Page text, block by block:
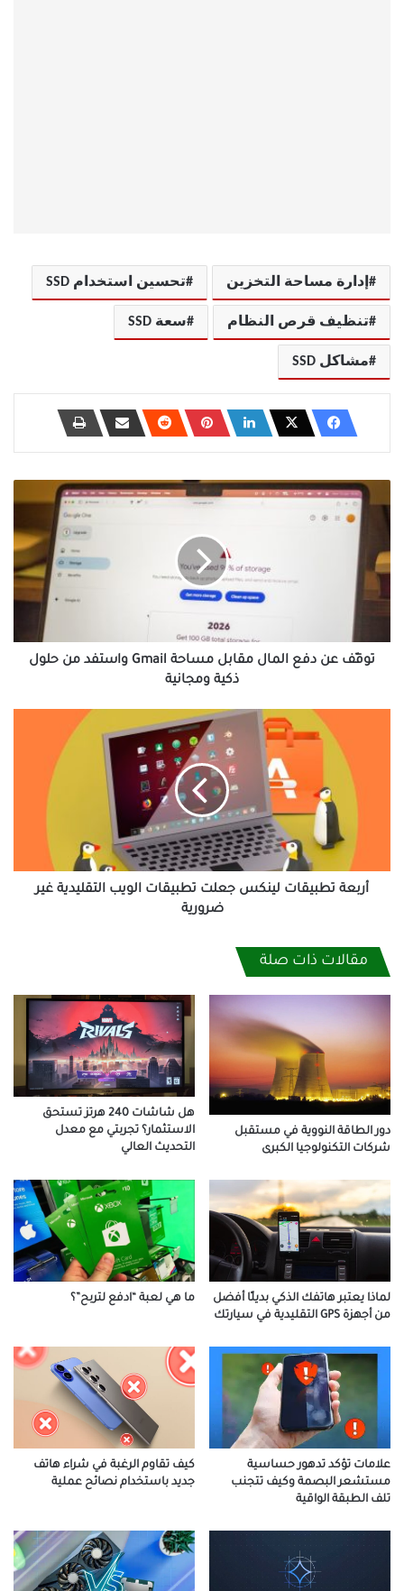
إدارة مساحة التخزين تحسين استخدام SSD
تنظيف قرص النظام سعة SSD
مشاكل SSD
توقّف
عن
مقابل
Gmail
من
حلول
توقّف عن دفع المال مقابل مساحة Gmail واستفد من حلول
ذكية ومجانية
ضرورية
أربعة تطبيقات لينكس جعلت تطبيقات الويب التقليدية غير
ضرورية
مقالات ذات صلة
دور الطاقة النووية في مستقبل
شركات التكنولوجيا الكبرى
هل شاشات 240 هرتز تستحق
الاستثمار؟ تجربتي مع معدل
التحديث العالي
لماذا يعتبر هاتفك الذكي بديلًا أفضل
من أجهزة GPS التقليدية في سيارتك
ما هي لعبة “ادفع لتربح”؟
علامات تؤكد تدهور حساسية
مستشعر البصمة وكيف تتجنب
تلف الطبقة الواقية
كيف تقاوم الرغبة في شراء هاتف
جديد باستخدام نصائح عملية